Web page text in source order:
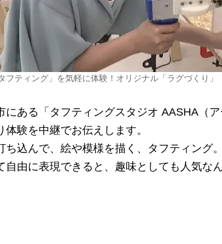
フティング」を気軽に体験！オリジナル「ラグづくり
ある「タフティングスタジオ AASHA（
体験を中継でお伝えします。
込んで、絵や模様を描く、タフティング
自由に表現できると、趣味としても人気な